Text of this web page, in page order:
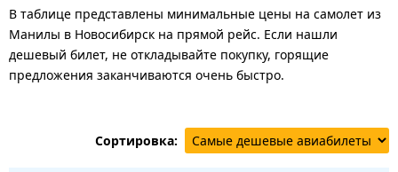
В таблице представлены минимальные цены на самолет из
Манилы в Новосибирск на прямой рейс. Если нашли
дешевый билет, не откладывайте покупку, горящие
предложения заканчиваются очень быстро.
Сортировка: